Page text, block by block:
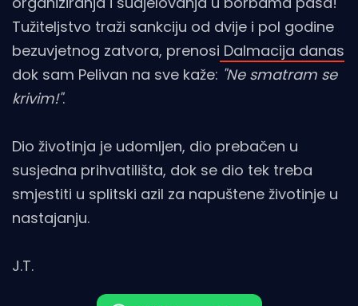
Tužiteljstvo traži sankciju od dvije i pol godine
bezuvjetnog zatvora, prenosi Dalmacija danas
dok sam Pelivan na sve kaže: "Ne smatram se
krivim!".
Dio životinja je udomljen, dio prebačen u
susjedna prihvatilišta, dok se dio tek treba
smjestiti u splitski azil za napuštene životinje u
nastajanju.
J.T.